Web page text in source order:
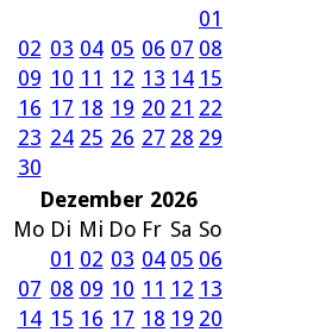
01
02 03 04 05 06 07 08
09 10 11 12 13 14 15
16 17 18 19 20 21 22
23 24 25 26 27 28 29
30
Dezember 2026
Mo Di Mi Do Fr Sa So
01 02 03 04 05 06
07 08 09 10 11 12 13
14 15 16 17 18 19 20